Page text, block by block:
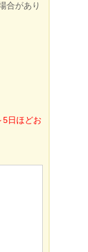
合があり
日ほどお